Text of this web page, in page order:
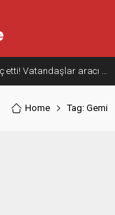
Home Tag: Gemi